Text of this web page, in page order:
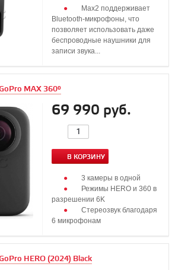
Max2 поддерживает
Bluetooth-микрофоны, что
позволяет использовать даже
беспроводные наушники для
записи звука...
MAX 360°
69 990 руб.
В КОРЗИНУ
3 камеры в одной
Режимы HERO и 360 в
разрешении 6K
Стереозвук благодаря
6 микрофонам
HERO (2024) Black